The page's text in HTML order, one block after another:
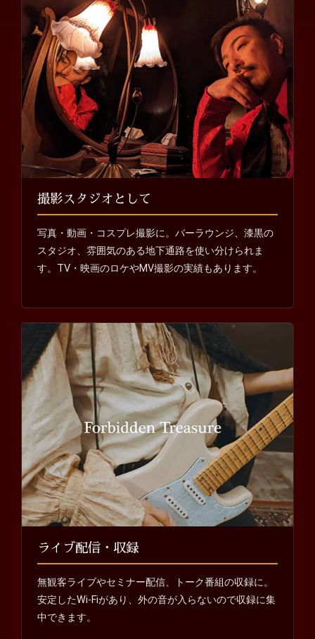
撮影スタジオとして
写真・動画・コスプレ撮影に。バーラウンジ、漆黒の
スタジオ、雰囲気のある地下通路を使い分けられま
す。TV・映画のロケやMV撮影の実績もあります。
ライブ配信・収録
無観客ライブやセミナー配信、トーク番組の収録に。
安定したWi-Fiがあり、外の音が入らないので収録に集
中できます。